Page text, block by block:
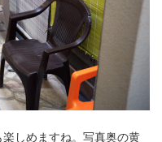
しめますね。写真奥の黄